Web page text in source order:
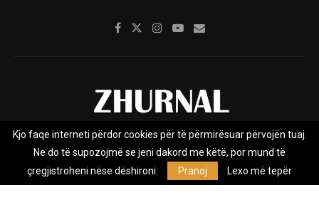
Rreth nesh Impresumi Marketing
Privacy Policy
Zhurnal.mk është Agjenci e Lajmeve e pavarur, e themeluar në vitin
Kjo faqe interneti përdor cookies për të përmirësuar përvojën tuaj.
Ne do të supozojmë se jeni dakord me këtë, por mund të
çregjistroheni nëse dëshironi.
Pranoj Lexo më tepër